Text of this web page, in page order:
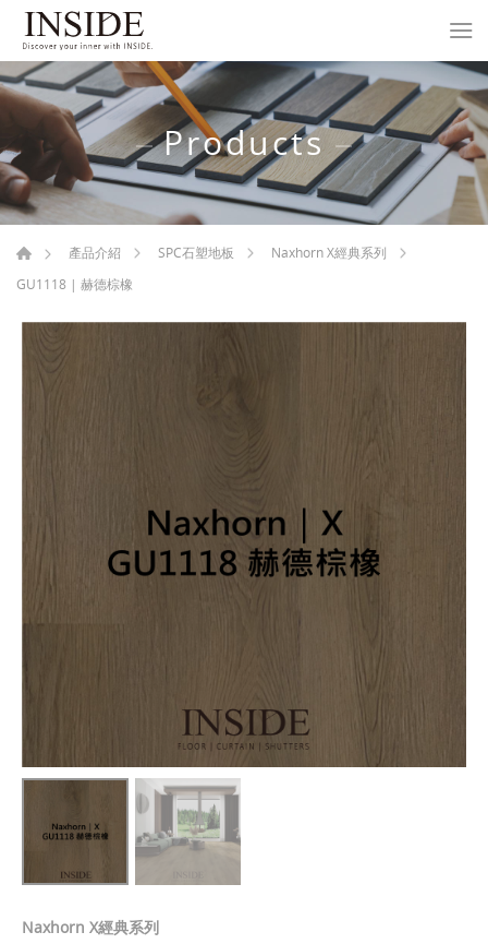
Products
產品介紹 SPC石塑地板
Naxhorn X經典系列
GU1118 | 赫德棕橡
Naxhorn X經典系列